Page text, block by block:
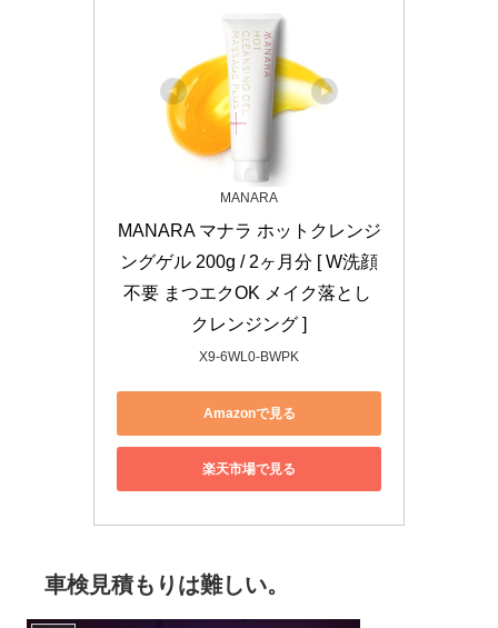
MANARA
MANARA マナラ ホットクレンジ
ングゲル 200g / 2ヶ月分 [ W洗顔
不要 まつエクOK メイク落とし
クレンジング ]
X9-6WL0-BWPK
Amazonで見る
楽天市場で見る
車検見積もりは難しい。